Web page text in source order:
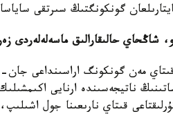
گونكونگتىڭ سىرتقى
شاڭحاي حالىقارالىق ماسەلەلەردى
قىتاي مەن گونكونگ اراسىنداعى
ناتيجەسىندە ارنايى
قىتاي نارىعىنا جول